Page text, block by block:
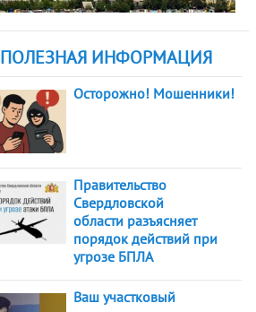
ПОЛЕЗНАЯ ИНФОРМАЦИЯ
Осторожно! Мошенники!
Правительство
Свердловской
области разъясняет
порядок действий при
угрозе БПЛА
Ваш участковый